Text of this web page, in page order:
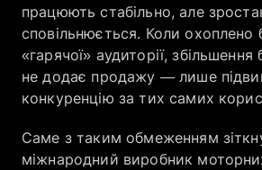
працюють стабільно, але
сповільнюється. Коли охоплено
«гарячої» аудиторії,
не додає продажу — лише
конкуренцію за тих самих
Саме з таким обмеженням
міжнародний виробник